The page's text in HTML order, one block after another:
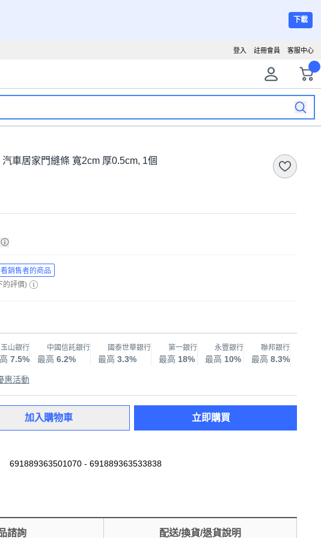
下載
客服中心
註冊會員
登入
車居家門縫條 寬2cm 厚0.5cm, 1個
銷售者的商品
的評價)
玉山銀行
7.5%
中國信託銀行
最高 6.2%
國泰世華銀行
最高 3.3%
第一銀行
最高 18%
永豐銀行
最高 10%
聯邦銀行
最高 8.3%
惠活動
加入購物車 立即購買
691889363501070 - 691889363533838
諮詢 配送/換貨/退貨說明